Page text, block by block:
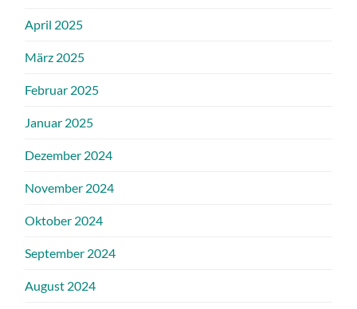
April 2025
März 2025
Februar 2025
Januar 2025
Dezember 2024
November 2024
Oktober 2024
September 2024
August 2024